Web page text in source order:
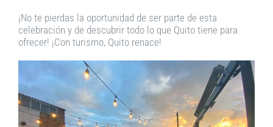
¡No te pierdas la oportunidad de ser parte de esta
celebración y de descubrir todo lo que Quito tiene para
ofrecer! ¡Con turismo, Quito renace!